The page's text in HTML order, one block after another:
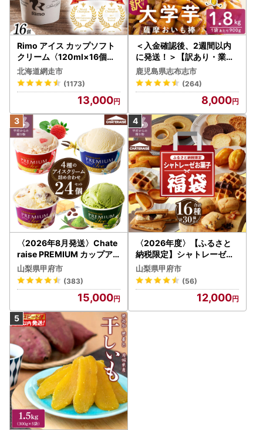
Rimo アイス カップソフト
クリーム〈120ml×16個〉
ABA002 | アイス
北海道網走市
(1173)
13,000
＜入金確認後、2週間以内
に発送！＞【訳あり・業務
用】薩摩おいも棒セット 計
1.8kg(900g×2袋) p8-142
-2w
鹿児島県志布志市
(264)
8,000
〈2026年8月発送〉Chate
raise PREMIUM カップア
イス 詰合せ 4種 24個 アイ
ス
山梨県甲府市
(383)
15,000
〈2026年度〉【ふるさと
納税限定】シャトレーゼ人
気お菓子勢ぞろい!! お菓子
福箱 シャトレーゼ
山梨県甲府市
(56)
12,000